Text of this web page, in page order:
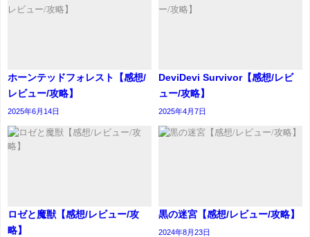
ホーンテッドフォレスト【感想/
レビュー/攻略】
2025年6月14日
DeviDevi Survivor【感想/レビ
ュー/攻略】
2025年4月7日
ロゼと魔獣【感想/レビュー/攻
略】
黒の迷宮【感想/レビュー/攻略】
2024年8月23日